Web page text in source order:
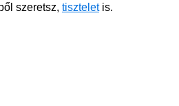
szeretsz, tiszteletis.